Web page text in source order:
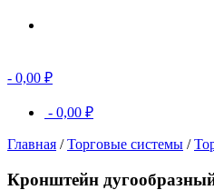
- 0,00 ₽
- 0,00 ₽
Главная /Торговые системы /
Кронштейн